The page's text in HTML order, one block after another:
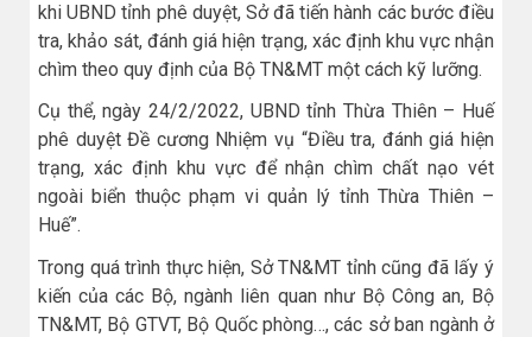
khi UBND tỉnh phê duyệt, Sở đã tiến hành các bước điều
tra, khảo sát, đánh giá hiện trạng, xác định khu vực nhận
chìm theo quy định của Bộ TN&MT một cách kỹ lưỡng.
Cụ thể, ngày 24/2/2022, UBND tỉnh Thừa Thiên – Huế
phê duyệt Đề cương Nhiệm vụ “Điều tra, đánh giá hiện
trạng, xác định khu vực để nhận chìm chất nạo vét
ngoài biển thuộc phạm vi quản lý tỉnh Thừa Thiên –
Huế”.
Trong quá trình thực hiện, Sở TN&MT tỉnh cũng đã lấy ý
kiến của các Bộ, ngành liên quan như Bộ Công an, Bộ
TN&MT, Bộ GTVT, Bộ Quốc phòng…, các sở ban ngành ở